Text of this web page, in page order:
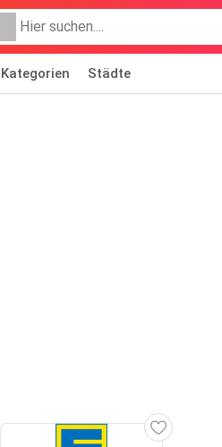
Kategorien Städte